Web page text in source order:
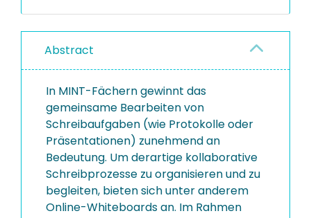
Abstract
In MINT-Fächern gewinnt das
gemeinsame Bearbeiten von
Schreibaufgaben (wie Protokolle oder
Präsentationen) zunehmend an
Bedeutung. Um derartige kollaborative
Schreibprozesse zu organisieren und zu
begleiten, bieten sich unter anderem
Online-Whiteboards an. Im Rahmen